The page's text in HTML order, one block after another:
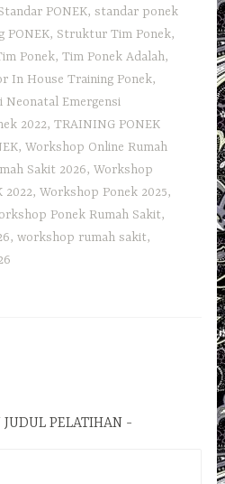
PONEK,standar ponek
PONEK, Struktur Tim Ponek,
Ponek,Tim Ponek Adalah,
In House Training Ponek,
Neonatal Emergensi
2022,TRAINING PONEK
,Workshop Online Rumah
Sakit 2026,Workshop
2022,Workshop Ponek 2025,
Ponek Rumah Sakit,
,workshop rumah sakit,
JUDUL PELATIHAN